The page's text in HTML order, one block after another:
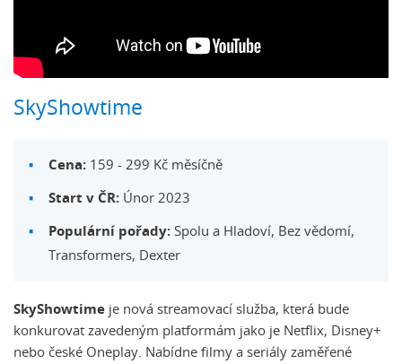
SkyShowtime
Cena:159 - 299 Kč měsíčně
Start v ČR:Únor 2023
Populární pořady:Spolu a Hladoví, Bez vědomí,
Transformers, Dexter
SkyShowtime je nová streamovací služba, která bude
konkurovat zavedeným platformám jako je Netflix, Disney+
nebo české Oneplay. Nabídne filmy a seriály zaměřené